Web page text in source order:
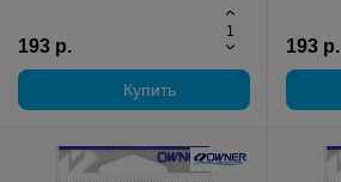
193 р.
Купить
193 р.